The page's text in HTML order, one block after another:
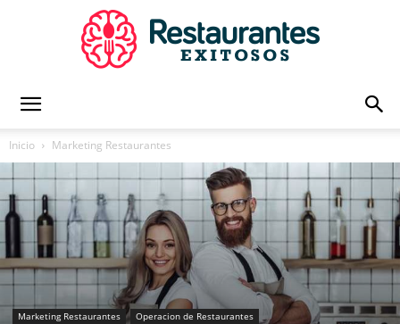
Exitosos
|
Inicio Marketing Restaurantes
Marketing Restaurantes Operacion de Restaurantes